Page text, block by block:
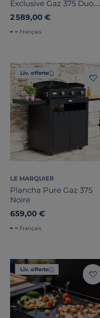
Exclusive Gaz 375 Duo
Edition meuble et
couvercle
2 589,00 €
Français
Liv. offerte
LE MARQUIER
Plancha Pure Gaz 375
Noire
659,00 €
Français
Liv. offerte